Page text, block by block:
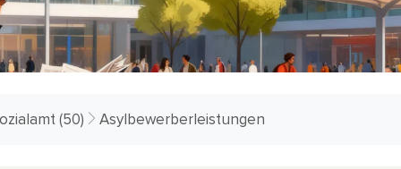
POLITIK &
VERWALTUNG
EVENTS
STADTMARKETING
KLIMASCHUTZ
& MOBILITÄT
FRAGE
(50) Asylbewerberleistungen